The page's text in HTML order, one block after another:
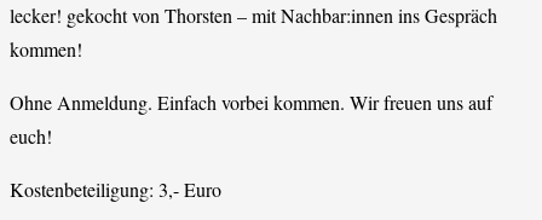
lecker! gekocht von Thorsten – mit Nachbar:innen ins Gespräch
kommen!
Ohne Anmeldung. Einfach vorbei kommen. Wir freuen uns auf
euch!
Kostenbeteiligung: 3,- Euro